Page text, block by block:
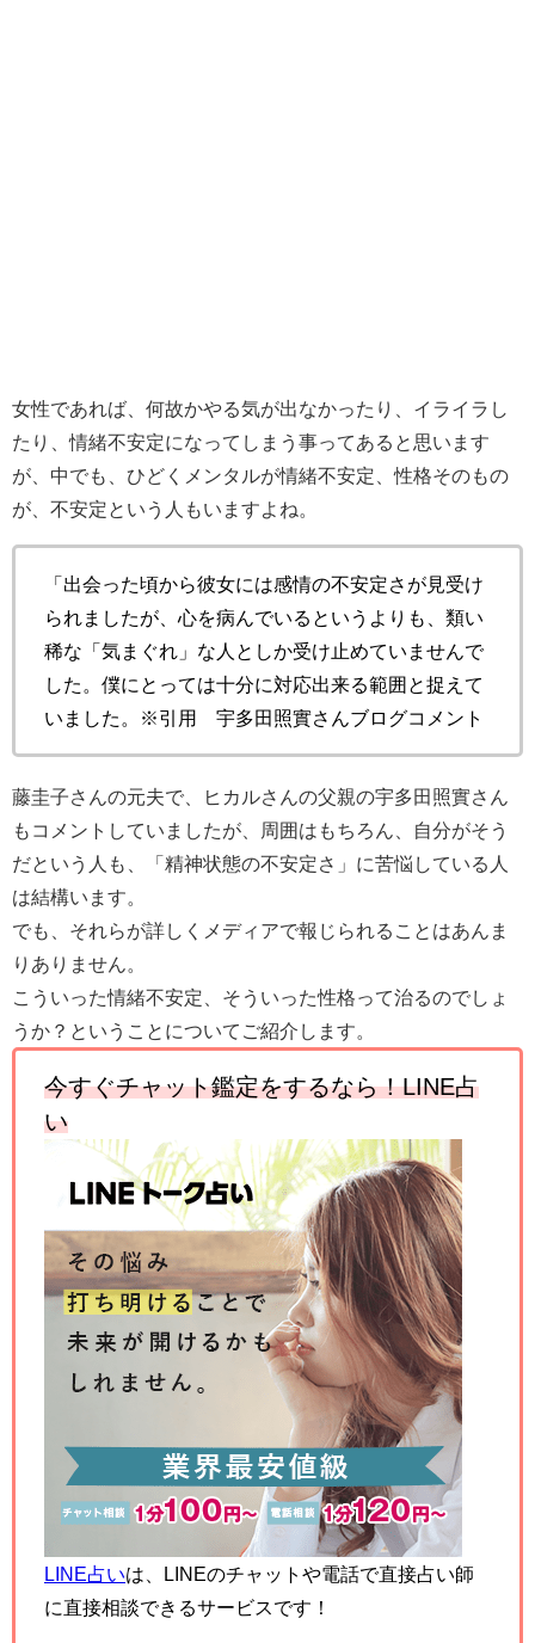
女性であれば、何故かやる気が出なかったり、イライラし
たり、情緒不安定になってしまう事ってあると思います
が、中でも、ひどくメンタルが情緒不安定、性格そのもの
が、不安定という人もいますよね。
「出会った頃から彼女には感情の不安定さが見受け
られましたが、心を病んでいるというよりも、類い
稀な「気まぐれ」な人としか受け止めていませんで
した。僕にとっては十分に対応出来る範囲と捉えて
いました。※引用 宇多田照實さんブログコメント
藤圭子さんの元夫で、ヒカルさんの父親の宇多田照實さん
もコメントしていましたが、周囲はもちろん、自分がそう
だという人も、「精神状態の不安定さ」に苦悩している人
は結構います。
でも、それらが詳しくメディアで報じられることはあんま
りありません。
こういった情緒不安定、そういった性格って治るのでしょ
うか？ということについてご紹介します。
今すぐチャット鑑定をするなら！LINE占
い
LINE占いは、LINEのチャットや電話で直接占い師
に直接相談できるサービスです！